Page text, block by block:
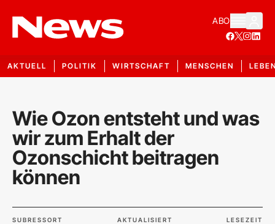
ABO
AKTUELL POLITIK WIRTSCHAFT MENSCHEN
Wie Ozon entsteht und was
wir zum Erhalt der
Ozonschicht beitragen
können
SUBRESSORT AKTUALISIERT LESEZEIT